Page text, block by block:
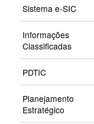
Sistema e-SIC
Informações
Classificadas
PDTIC
Planejamento
Estratégico